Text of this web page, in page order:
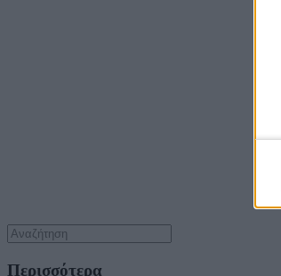
Περισσότερα